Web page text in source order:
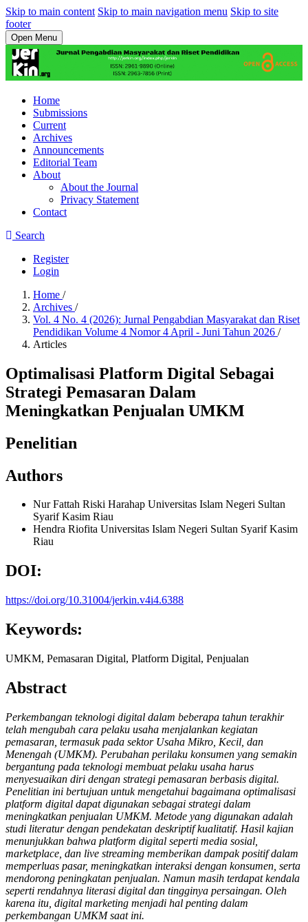
Skip to main content Skip to main navigation menu Skip to site
footer
Open Menu
Home
Submissions
Current
Archives
Announcements
Editorial Team
About
About the Journal
Privacy Statement
Contact
Search
Register
Login
Home /
Archives /
Vol. 4 No. 4 (2026): Jurnal Pengabdian Masyarakat dan Riset
Pendidikan Volume 4 Nomor 4 April - Juni Tahun 2026 /
Articles
Optimalisasi Platform Digital Sebagai
Strategi Pemasaran Dalam
Meningkatkan Penjualan UMKM
Penelitian
Authors
Nur Fattah Riski Harahap Universitas Islam Negeri Sultan
Syarif Kasim Riau
Hendra Riofita Universitas Islam Negeri Sultan Syarif Kasim
Riau
DOI:
https://doi.org/10.31004/jerkin.v4i4.6388
Keywords:
UMKM, Pemasaran Digital, Platform Digital, Penjualan
Abstract
Perkembangan teknologi digital dalam beberapa tahun terakhir
telah mengubah cara pelaku usaha menjalankan kegiatan
pemasaran, termasuk pada sektor Usaha Mikro, Kecil, dan
Menengah (UMKM). Perubahan perilaku konsumen yang semakin
bergantung pada teknologi membuat pelaku usaha harus
menyesuaikan diri dengan strategi pemasaran berbasis digital.
Penelitian ini bertujuan untuk mengetahui bagaimana optimalisasi
platform digital dapat digunakan sebagai strategi dalam
meningkatkan penjualan UMKM. Metode yang digunakan adalah
studi literatur dengan pendekatan deskriptif kualitatif. Hasil kajian
menunjukkan bahwa platform digital seperti media sosial,
marketplace, dan live streaming memberikan dampak positif dalam
memperluas pasar, meningkatkan interaksi dengan konsumen, serta
mendorong peningkatan penjualan. Namun masih terdapat kendala
seperti rendahnya literasi digital dan tingginya persaingan. Oleh
karena itu, digital marketing menjadi hal penting dalam
perkembangan UMKM saat ini.